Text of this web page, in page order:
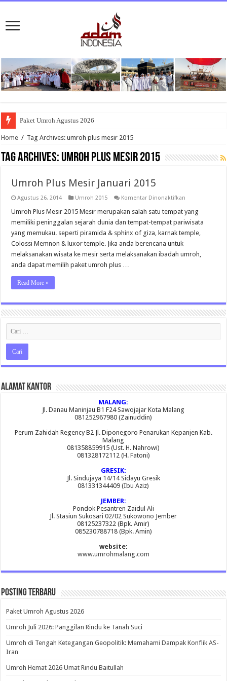
Paket Umroh Agustus 2026
Home / Tag Archives: umroh plus mesir 2015
Tag Archives: umroh plus mesir 2015
Umroh Plus Mesir Januari 2015
Agustus 26, 2014 Umroh 2015 Komentar Dinonaktifkan
Plus
Mesir
Januari
2015
Umroh Plus Mesir 2015 Mesir merupakan salah satu tempat yang
memiliki peninggalan sejarah dunia dan tempat-tempat pariwisata
yang memukau. seperti piramida & sphinx of giza, karnak temple,
Colossi Memnon & luxor temple. Jika anda berencana untuk
melaksanakan wisata ke mesir serta melaksanakan ibadah umroh,
anda dapat memilih paket umroh plus …
Read More »
Alamat Kantor
MALANG:
Jl. Danau Maninjau B1 F24 Sawojajar Kota Malang
081252967980 (Zainuddin)
Perum Zahidah Regency B2 Jl. Diponegoro Penarukan Kepanjen Kab.
Malang
081358859915 (Ust. H. Nahrowi)
081328172112 (H. Fatoni)
GRESIK:
Jl. Sindujaya 14/14 Sidayu Gresik
081331344409 (Ibu Aziz)
JEMBER:
Pondok Pesantren Zaidul Ali
Jl. Stasiun Sukosari 02/02 Sukowono Jember
08125237322 (Bpk. Amir)
085230788718 (Bpk. Amin)
website:
www.umrohmalang.com
Posting Terbaru
Paket Umroh Agustus 2026
Umroh Juli 2026: Panggilan Rindu ke Tanah Suci
Umroh di Tengah Ketegangan Geopolitik: Memahami Dampak Konflik AS-
Iran
Umroh Hemat 2026 Umat Rindu Baitullah